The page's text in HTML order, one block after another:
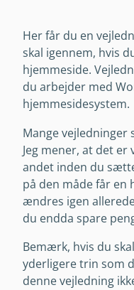
Her får du en
skal igennem, hvis
hjemmeside.
du arbejder med
hjemmesidesystem.
Mange vejledninger
Jeg mener, at det
andet inden du
på den måde får en
ændres igen
du endda spare
Bemærk, hvis du
yderligere trin som
denne vejledning